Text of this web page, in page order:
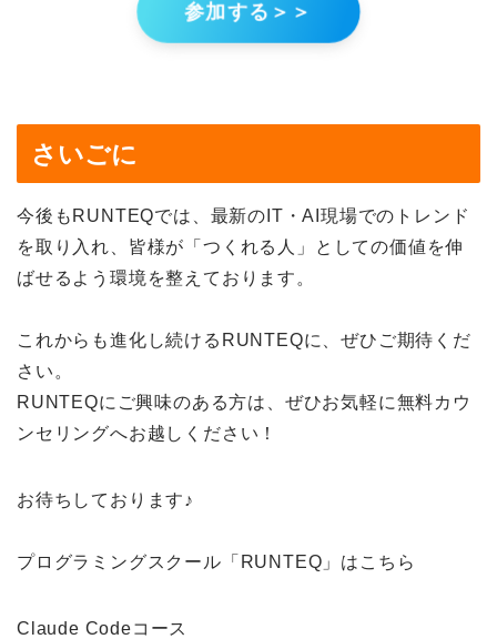
参加する＞＞
さいごに
今後もRUNTEQでは、最新のIT・AI現場でのトレンド
を取り入れ、皆様が「つくれる人」としての価値を伸
ばせるよう環境を整えております。
これからも進化し続けるRUNTEQに、ぜひご期待くだ
さい。
RUNTEQにご興味のある方は、ぜひお気軽に無料カウ
ンセリングへお越しください！
お待ちしております♪
プログラミングスクール「RUNTEQ」はこちら
Claude Codeコース